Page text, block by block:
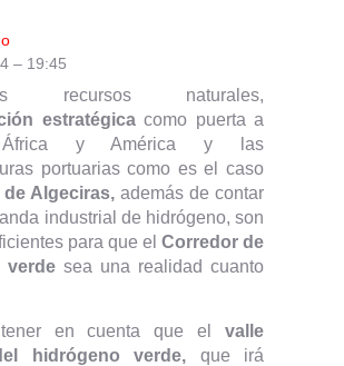
– 19:45
recursos naturales,
estratégicacomo puerta a
África y América y las
portuarias como es el caso
de Algeciras, además de contar
industrial de hidrógeno, son
para que el Corredor de
verde sea una realidad cuanto
en cuenta que el valle
hidrógeno verde, que irá